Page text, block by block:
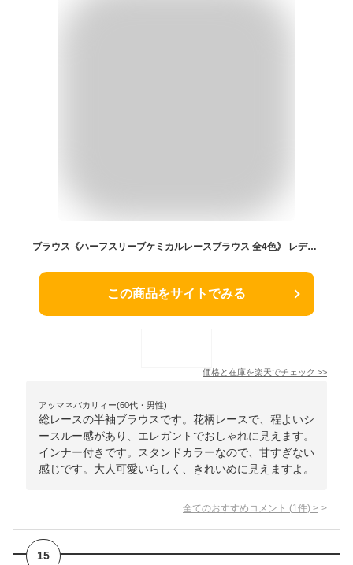
ブラウス《ハーフスリーブケミカルレースブラウス 全4色》 レディース トップス ブラウス 総レース 花柄レース ケミカルレース シースルー インナー付き 一体型 半袖 スタンドカラー フェミニン 大人可愛い きれいめ おしゃれ 二次会 入学式 卒業式 //7//
この商品をサイトでみる
価格と在庫を楽天でチェック >>
アッマネバカリィー(60代・男性)
総レースの半袖ブラウスです。花柄レースで、程よいシ
ースルー感があり、エレガントでおしゃれに見えます。
インナー付きです。スタンドカラーなので、甘すぎない
感じです。大人可愛いらしく、きれいめに見えますよ。
全てのおすすめコメント (1 件) >
15